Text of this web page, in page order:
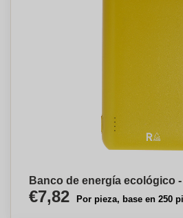
Banco de energía ecológico
€7,82 Por pieza, base en 250